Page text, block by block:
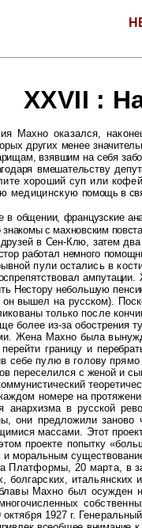
XXVII :
Махно оказался,
других менее
взявшим на себя
вмешательству
хороший суп или
медицинскую помощь в
в общении, французские
с махновским
в Сен-Клю, затем
работал немного
пули остались в
Нестору небольшую
он вышел на русском).
только после
более из-за
Жена Махно была
границу и
себе пулю в голову
переселился с женой и
номере на
анархизма в русской
они предложили
массами. Этот
проекте попытку
и моральным
Платформы, 20 марта, в
болгарских,
Махно был осужден
1927 г.